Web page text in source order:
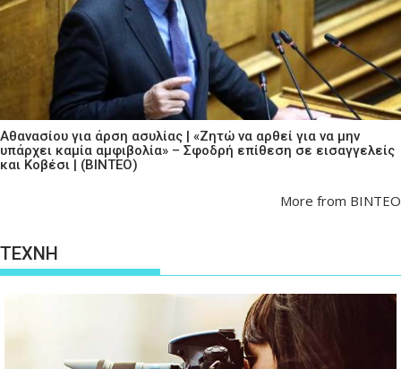
Αθανασίου για άρση ασυλίας | «Ζητώ να αρθεί για να μην
υπάρχει καμία αμφιβολία» – Σφοδρή επίθεση σε εισαγγελείς
και Κοβέσι | (ΒΙΝΤΕΟ)
More from ΒΙΝΤΕΟ
ΤΕΧΝΗ